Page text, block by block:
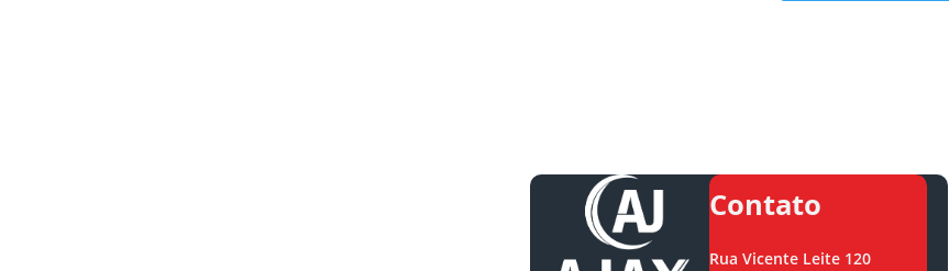
Contato
Rua Vicente Leite 120